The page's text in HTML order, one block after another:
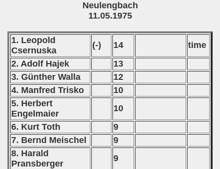
Neulengbach
11.05.1975
1. Leopold
Csernuska
(-) 14
time
2. Adolf Hajek
13
3. Günther Walla
12
4. Manfred Trisko
10
5. Herbert
Engelmaier
10
6. Kurt Toth
9
7. Bernd Meischel
9
8. Harald
Pransberger
9